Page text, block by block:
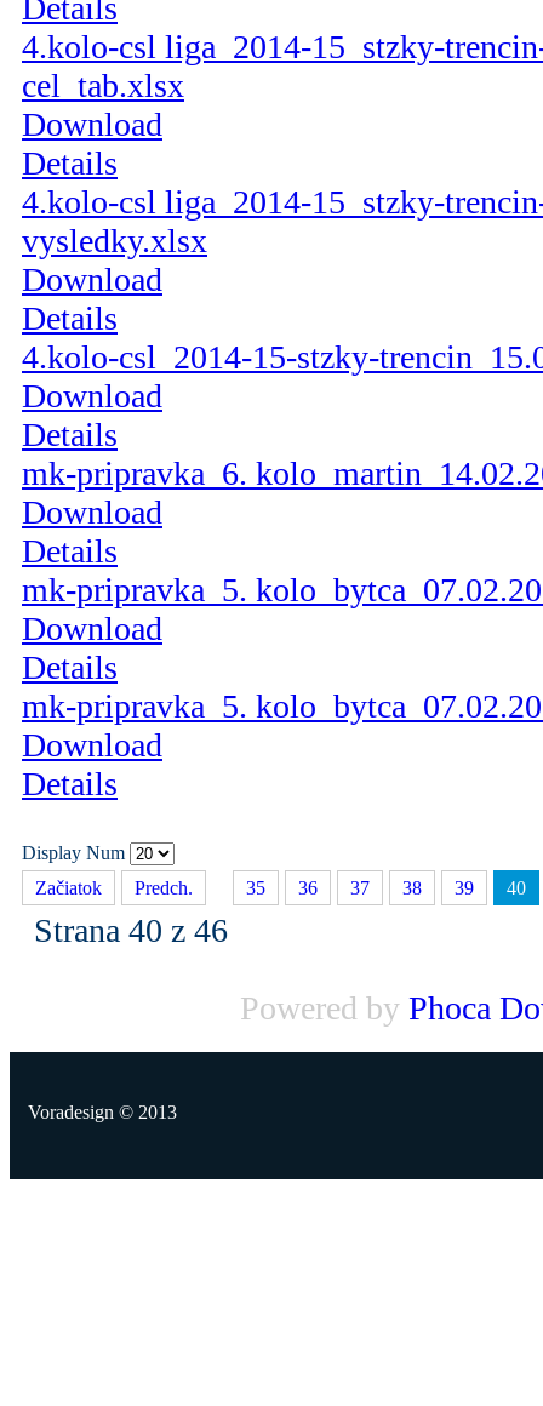
Details
4.kolo-csl liga_2014-15_stzky-
cel_tab.xlsx
Download
Details
4.kolo-csl liga_2014-15_stzky-
vysledky.xlsx
Download
Details
4.kolo-csl_2014-15-stzky-
Download
Details
mk-pripravka_6.
Download
Details
mk-pripravka_5.
Download
Details
mk-pripravka_5.
Download
Details
Display Num
Začiatok
Predch. 35 36 37 38 39 40
Strana 40 z 46
Powered by Phoca
Voradesign © 2013